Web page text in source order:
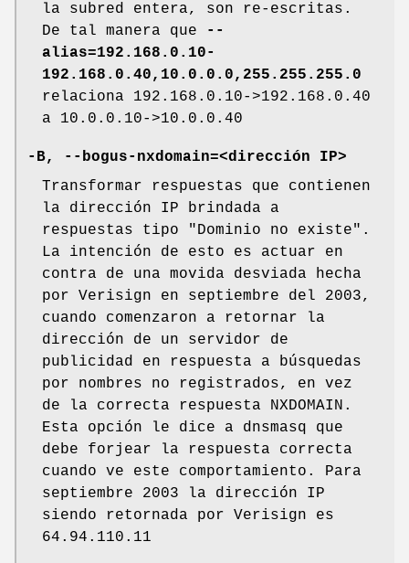
la subred entera, son re-escritas.
De tal manera que
--
alias=192.168.0.10-
192.168.0.40,10.0.0.0,255.255.255.0
relaciona 192.168.0.10->192.168.0.40
a 10.0.0.10->10.0.0.40
-B, --bogus-nxdomain=<dirección IP>
Transformar respuestas que contienen
la dirección IP brindada a
respuestas tipo "Dominio no existe".
La intención de esto es actuar en
contra de una movida desviada hecha
por Verisign en septiembre del 2003,
cuando comenzaron a retornar la
dirección de un servidor de
publicidad en respuesta a búsquedas
por nombres no registrados, en vez
de la correcta respuesta NXDOMAIN.
Esta opción le dice a dnsmasq que
debe forjear la respuesta correcta
cuando ve este comportamiento. Para
septiembre 2003 la dirección IP
siendo retornada por Verisign es
64.94.110.11